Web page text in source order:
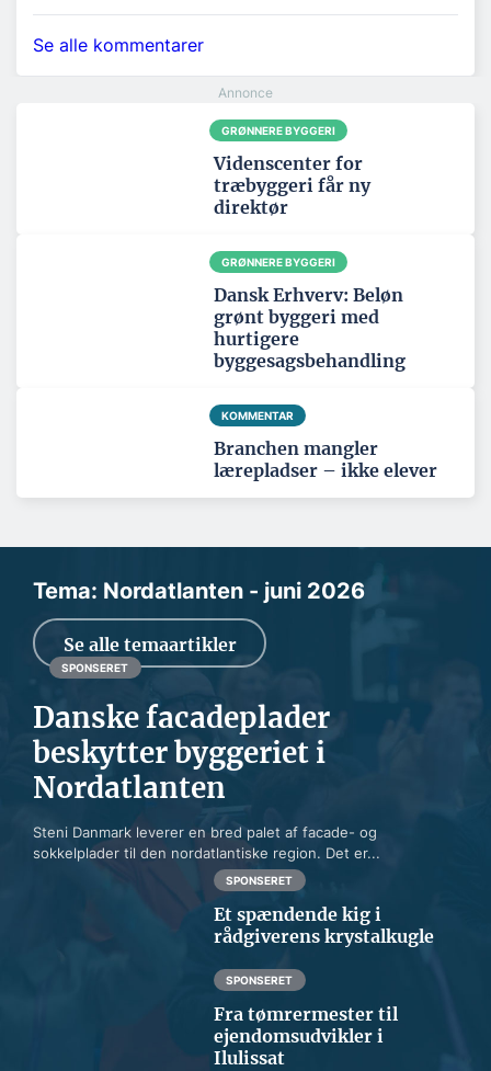
Se alle kommentarer
GRØNNERE BYGGERI
Videnscenter for
træbyggeri får ny
direktør
GRØNNERE BYGGERI
Dansk Erhverv: Beløn
grønt byggeri med
hurtigere
byggesagsbehandling
KOMMENTAR
Branchen mangler
lærepladser – ikke elever
Tema: Nordatlanten - juni 2026
Se alle temaartikler
SPONSERET
Danske facadeplader
beskytter byggeriet i
Nordatlanten
Steni Danmark leverer en bred palet af facade- og
sokkelplader til den nordatlantiske region. Det er...
SPONSERET
Et spændende kig i
rådgiverens krystalkugle
SPONSERET
Fra tømrermester til
ejendomsudvikler i
Ilulissat